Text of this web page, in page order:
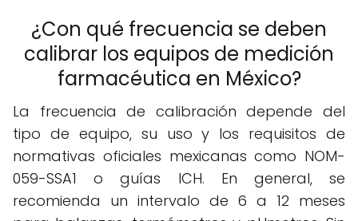
¿Con qué frecuencia se deben
calibrar los equipos de medición
farmacéutica en México?
La frecuencia de calibración depende del
tipo de equipo, su uso y los requisitos de
normativas oficiales mexicanas como NOM-
059-SSA1 o guías ICH. En general, se
recomienda un intervalo de 6 a 12 meses